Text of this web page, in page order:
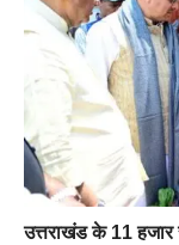
उत्तराखंड के 11 हजार